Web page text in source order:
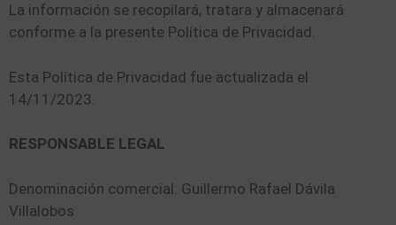
La información se recopilará, tratara y almacenará
conforme a la presente Política de Privacidad.
Esta Política de Privacidad fue actualizada el
14/11/2023.
RESPONSABLE LEGAL
Denominación comercial: Guillermo Rafael Dávila
Villalobos